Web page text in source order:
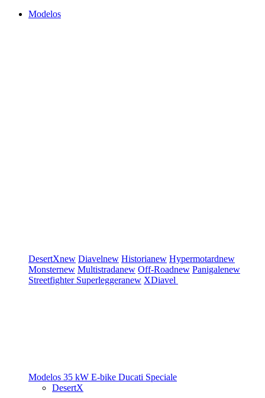
Modelos
DesertXnew Diavelnew Historianew Hypermotardnew
Monsternew Multistradanew Off-Roadnew Panigalenew
Streetfighter Superleggeranew XDiavel
Modelos 35 kW E-bike Ducati Speciale
DesertX